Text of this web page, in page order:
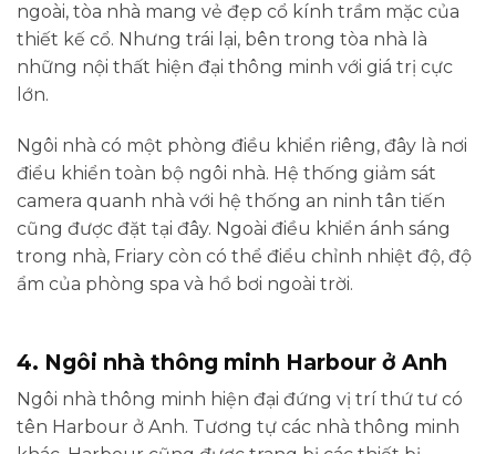
ngoài, tòa nhà mang vẻ đẹp cổ kính trầm mặc của
thiết kế cổ. Nhưng trái lại, bên trong tòa nhà là
những nội thất hiện đại thông minh với giá trị cực
lớn.
Ngôi nhà có một phòng điều khiển riêng, đây là nơi
điểu khiển toàn bộ ngôi nhà. Hệ thống giảm sát
camera quanh nhà với hệ thống an ninh tân tiến
cũng được đặt tại đây. Ngoài điều khiển ánh sáng
trong nhà, Friary còn có thể điểu chỉnh nhiệt độ, độ
ẩm của phòng spa và hồ bơi ngoài trời.
4. Ngôi nhà thông minh Harbour ở Anh
Ngôi nhà thông minh hiện đại đứng vị trí thứ tư có
tên Harbour ở Anh. Tương tự các nhà thông minh